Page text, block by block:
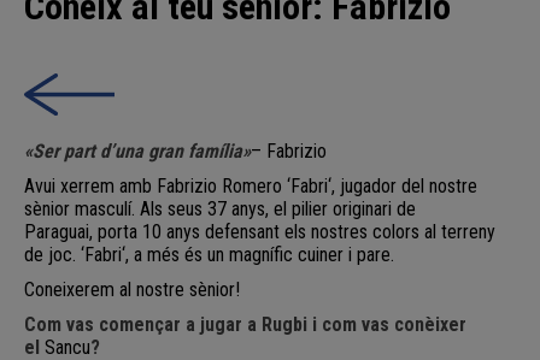
«Ser part d’una gran família»– Fabrizio
Avui xerrem amb Fabrizio Romero ‘Fabri‘, jugador del nostre
sènior masculí. Als seus 37 anys, el pilier originari de
Paraguai, porta 10 anys defensant els nostres colors al terreny
de joc. ‘Fabri‘, a més és un magnífic cuiner i pare.
Coneixerem al nostre sènior!
Com vas començar a jugar a Rugbi i com vas conèixer
el Sancu?